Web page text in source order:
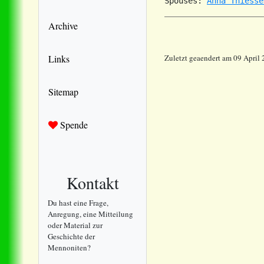
Archive
Links
Sitemap
Spende
Kontakt
Du hast eine Frage,
Anregung, eine Mitteilung
oder Material zur
Geschichte der
Mennoniten?
Zuletzt geaendert am 09 April